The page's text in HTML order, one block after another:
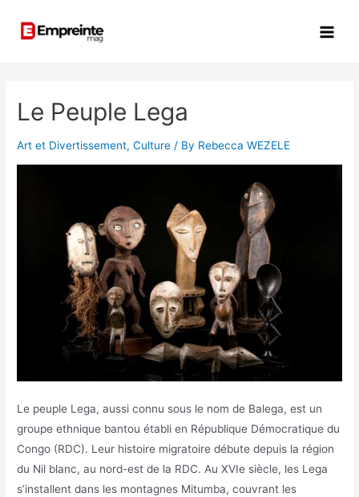
Le Peuple Lega
Art et Divertissement,Culture / By Rebecca WEZELE
Le peuple Lega, aussi connu sous le nom de Balega, est un
groupe ethnique bantou établi en République Démocratique du
Congo (RDC). Leur histoire migratoire débute depuis la région
du Nil blanc, au nord-est de la RDC. Au XVIe siècle, les Lega
s’installent dans les montagnes Mitumba, couvrant les